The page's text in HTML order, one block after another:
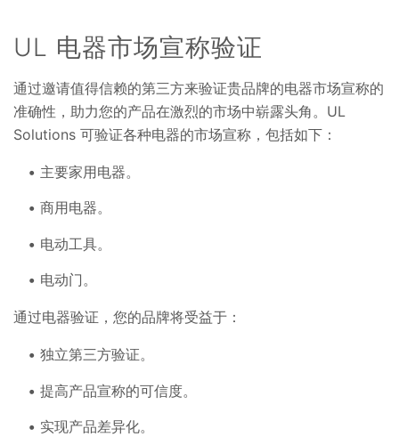
UL 电器市场宣称验证
通过邀请值得信赖的第三方来验证贵品牌的电器市场宣称的
准确性，助力您的产品在激烈的市场中崭露头角。UL
Solutions 可验证各种电器的市场宣称，包括如下：
主要家用电器。
商用电器。
电动工具。
电动门。
通过电器验证，您的品牌将受益于：
独立第三方验证。
提高产品宣称的可信度。
实现产品差异化。